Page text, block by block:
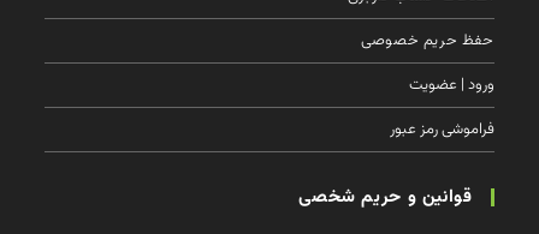
حفظ حریم خصوصی
ورود | عضویت
فراموشی رمز عبور
قوانین و حریم شخصی